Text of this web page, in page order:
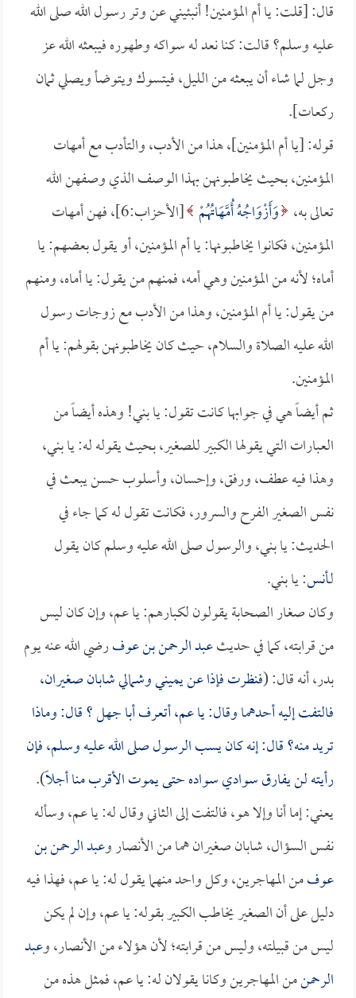
قال: [قلت: يا أم المؤمنين! أنبئيني عن وتر رسول الله صلى الله
عليه وسلم؟ قالت: كنا نعد له سواكه وطهوره فيبعثه الله عز
وجل لما شاء أن يبعثه من الليل، فيتسوك ويتوضأ ويصلي ثمان
ركعات].
قوله: [يا أم المؤمنين]، هذا من الأدب، والتأدب مع أمهات
المؤمنين، بحيث يخاطبونهن بهذا الوصف الذي وصفهن الله
تعالى به، وَأَزْوَاجُهُ أُمَّهَاتُهُمْ
[الأحزاب:6]، فهن أمهات
المؤمنين، فكانوا يخاطبونها: يا أم المؤمنين، أو يقول بعضهم: يا
أماه؛ لأنه من المؤمنين وهي أمه، فمنهم من يقول: يا أماه، ومنهم
من يقول: يا أم المؤمنين، وهذا من الأدب مع زوجات رسول
الله عليه الصلاة والسلام، حيث كان يخاطبونهن بقولهم: يا أم
المؤمنين.
ثم أيضاً هي في جوابها كانت تقول: يا بني! وهذه أيضاً من
العبارات التي يقولها الكبير للصغير، بحيث يقوله له: يا بني،
وهذا فيه عطف، ورفق، وإحسان، وأسلوب حسن يبعث في
نفس الصغير الفرح والسرور، فكانت تقول له كما جاء في
الحديث: يا بني، والرسول صلى الله عليه وسلم كان يقول
لـأنس: يا بني.
وكان صغار الصحابة يقولون لكبارهم: يا عم، وإن كان ليس
من قرابته، كما في حديثعبد الرحمن بن عوفرضي الله عنه يوم
بدر، أنه قال: (فنظرت فإذا عن يميني وشمالي شابان صغيران،
فالتفت إليه أحدهما وقال: يا عم، أتعرفأبا جهل؟ قال: وماذا
تريد منه؟ قال: إنه كان يسب الرسول صلى الله عليه وسلم، فإن
رأيته لن يفارق سوادي سواده حتى يموت الأقرب منا أجلاً).
يعني: إما أنا وإلا هو، فالتفت إلى الثاني وقال له: يا عم، وسأله
نفس السؤال، شابان صغيران هما من الأنصار وعبد الرحمن بن
عوفمن المهاجرين، وكل واحد منهما يقول له: يا عم، فهذا فيه
دليل على أن الصغير يخاطب الكبير بقوله: يا عم، وإن لم يكن
ليس من قبيلته، وليس من قرابته؛ لأن هؤلاء من الأنصار، وعبد
الرحمنمن المهاجرين وكانا يقولان له: يا عم، فمثل هذه من